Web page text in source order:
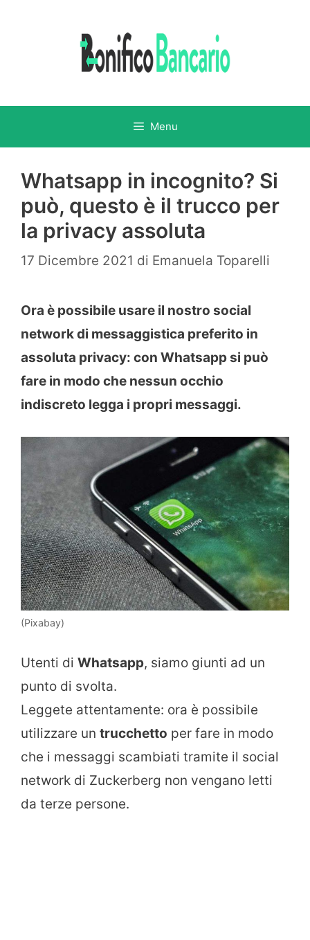
Menu
Whatsapp in incognito? Si
può, questo è il trucco per
la privacy assoluta
17 Dicembre 2021 di Emanuela Toparelli
Ora è possibile usare il nostro social
network di messaggistica preferito in
assoluta privacy: con Whatsapp si può
fare in modo che nessun occhio
indiscreto legga i propri messaggi.
(Pixabay)
Utenti di Whatsapp, siamo giunti ad un
punto di svolta.
Leggete attentamente: ora è possibile
utilizzare un trucchetto per fare in modo
che i messaggi scambiati tramite il social
network di Zuckerberg non vengano letti
da terze persone.